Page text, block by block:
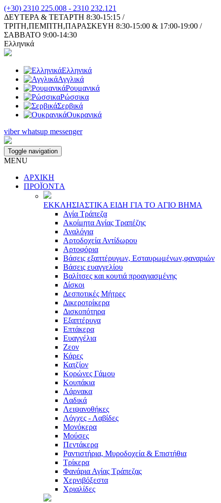
(+30) 2310 225.008 - 2310 232.121
ΔΕΥΤΕΡΑ & ΤΕΤΑΡΤΗ 8:30-15:15 /
ΤΡΙΤΗ,ΠΕΜΠΤΗ,ΠΑΡΑΣΚΕΥΗ 8:30-15:00 & 17:00-19:00 /
ΣΑΒΒΑΤΟ 9:00-14:30
Ελληνικά
Ελληνικά
Αγγλικά
Ρουμανικά
Ρώσσικα
Σερβικά
Ουκρανικά
viber whatsup messenger
Toggle navigation
MENU
ΑΡΧΙΚΗ
ΠΡΟΪΟΝΤA
ΕΚΚΛΗΣΙAΣΤΙΚA ΕΙΔΗ ΓΙA ΤΟ AΓΙΟ ΒΗΜA
Αγία Τράπεζα
Ακοίμητα Αγίας Τραπέζης
Αναλόγια
Αρτοδοχεία Αντίδωρου
Αρτοφόρια
Βάσεις εξαπτέρυγων, Εσταυρωμένων,φαναριών
Βάσεις ευαγγελίου
Βαλίτσες και κουτιά προαγιασμένης
Δίσκοι
Δεσποτικές Μήτρες
Δικεροτρίκερα
Δισκοπότηρα
Εξαπτέρυγα
Επτάκερα
Ευαγγέλια
Ζεον
Κάρες
Κατζίον
Κορώνες Γάμου
Κουπάκια
Λάρνακα
Λαδικά
Λειψανοθήκες
Λόγχες - Λαβίδες
Μονόκερα
Μούσες
Πεντάκερα
Ραντιστήρια, Μυροδοχεία & Επιστήθια
Τρίκερα
Φανάρια Αγίας Τράπεζας
Χερνιβόξεστα
Χριαλίδες